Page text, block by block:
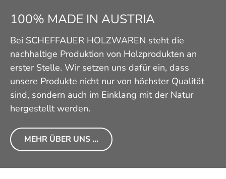
100% MADE IN AUSTRIA
Bei SCHEFFAUER HOLZWAREN steht die
nachhaltige Produktion von Holzprodukten an
erster Stelle. Wir setzen uns dafür ein, dass
unsere Produkte nicht nur von höchster Qualität
sind, sondern auch im Einklang mit der Natur
hergestellt werden.
MEHR ÜBER UNS ...